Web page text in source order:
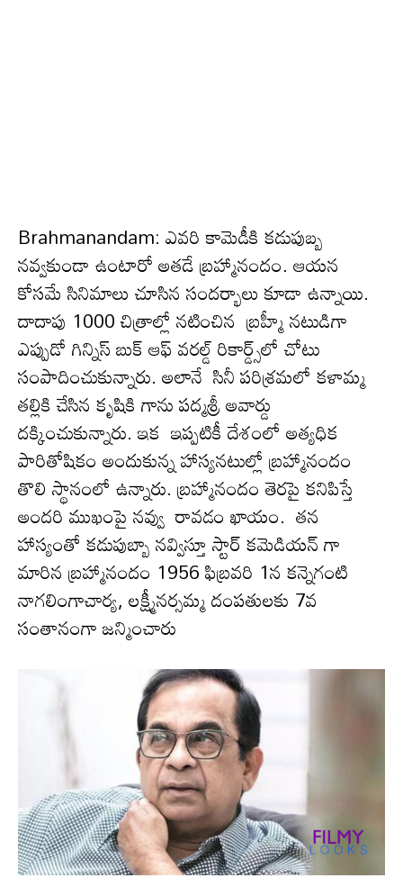
Brahmanandam: ఎవ‌రి కామెడీకి క‌డుపుబ్బ
న‌వ్వ‌కుండా ఉంటారో అత‌డే బ్ర‌హ్మానందం. ఆయ‌న
కోస‌మే సినిమాలు చూసిన సంద‌ర్భాలు కూడా ఉన్నాయి.
దాదాపు 1000 చిత్రాల్లో నటించిన బ్రహ్మీ న‌టుడిగా
ఎప్పుడో గిన్నిస్ బుక్ ఆఫ్ వరల్డ్ రికార్డ్స్‌లో చోటు
సంపాదించుకున్నారు. అలానే సినీ పరిశ్రమలో కళామ్మ‌
తల్లికి చేసిన కృషికి గాను పద్మశ్రీ అవార్డు
ద‌క్కించుకున్నారు. ఇక ఇప్పటికీ దేశంలో అత్యధిక
పారితోషికం అందుకున్న హాస్యనటుల్లో బ్రహ్మానందం
తొలి స్థానంలో ఉన్నారు. బ్రహ్మానందం తెరపై కనిపిస్తే
అంద‌రి ముఖంపై నవ్వు రావ‌డం ఖాయం. తన
హాస్యంతో కడుపుబ్బా నవ్విస్తూ స్టార్ కమెడియన్ గా
మారిన బ్ర‌హ్మానందం 1956 ఫిబ్రవరి 1న కన్నెగంటి
నాగలింగాచార్య, లక్ష్మీనర్సమ్మ దంపతులకు 7వ
సంతానంగా జన్మించారు